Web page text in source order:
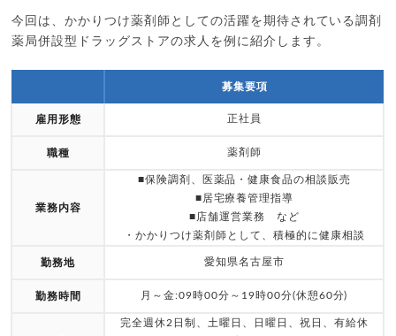
今回は、かかりつけ薬剤師としての活躍を期待されている調剤
薬局併設型ドラッグストアの求人を例に紹介します。
募集要項
雇用形態 正社員
職種 薬剤師
業務内容
■保険調剤、医薬品・健康食品の相談販売
■居宅療養管理指導
■店舗運営業務 など
・かかりつけ薬剤師として、積極的に健康相談
勤務地 愛知県名古屋市
勤務時間 月～金:09時00分～19時00分(休憩60分)
完全週休2日制、土曜日、日曜日、祝日、有給休